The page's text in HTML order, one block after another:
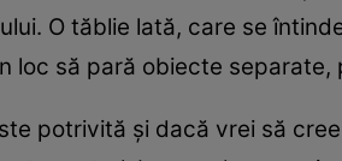
O tăblie lată, care se
loc să pară obiecte
potrivită și dacă vrei să